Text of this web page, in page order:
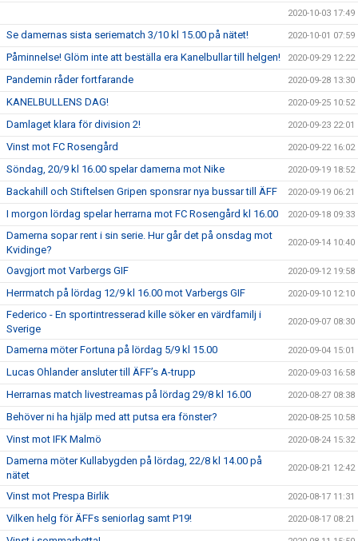
2020-10-03 17:49
Se damernas sista seriematch 3/10 kl 15.00 på nätet! 2020-10-01 07:59
Påminnelse! Glöm inte att beställa era Kanelbullar till helgen! 2020-09-29 12:22
Pandemin råder fortfarande 2020-09-28 13:30
KANELBULLENS DAG! 2020-09-25 10:52
Damlaget klara för division 2! 2020-09-23 22:01
Vinst mot FC Rosengård 2020-09-22 16:02
Söndag, 20/9 kl 16.00 spelar damerna mot Nike 2020-09-19 18:52
Backahill och Stiftelsen Gripen sponsrar nya bussar till ÄFF 2020-09-19 06:21
I morgon lördag spelar herrarna mot FC Rosengård kl 16.00 2020-09-18 09:33
Damerna sopar rent i sin serie. Hur går det på onsdag mot
Kvidinge?
2020-09-14 10:40
Oavgjort mot Varbergs GIF 2020-09-12 19:58
Herrmatch på lördag 12/9 kl 16.00 mot Varbergs GIF 2020-09-10 12:10
Federico - En sportintresserad kille söker en värdfamilj i
Sverige
2020-09-07 08:30
Damerna möter Fortuna på lördag 5/9 kl 15.00 2020-09-04 15:01
Lucas Ohlander ansluter till ÄFF’s A-trupp 2020-09-03 16:58
Herrarnas match livestreamas på lördag 29/8 kl 16.00 2020-08-27 08:38
Behöver ni ha hjälp med att putsa era fönster? 2020-08-25 10:58
Vinst mot IFK Malmö 2020-08-24 15:32
Damerna möter Kullabygden på lördag, 22/8 kl 14.00 på
nätet
2020-08-21 12:42
Vinst mot Prespa Birlik 2020-08-17 11:31
Vilken helg för ÄFFs seniorlag samt P19! 2020-08-17 08:21